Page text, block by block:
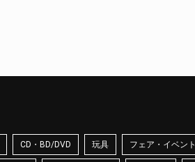
CD・BD/DVD 玩具 フェア・イベント